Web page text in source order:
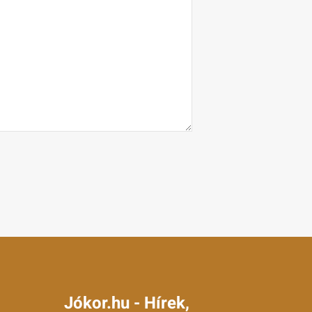
Jókor.hu - Hírek,